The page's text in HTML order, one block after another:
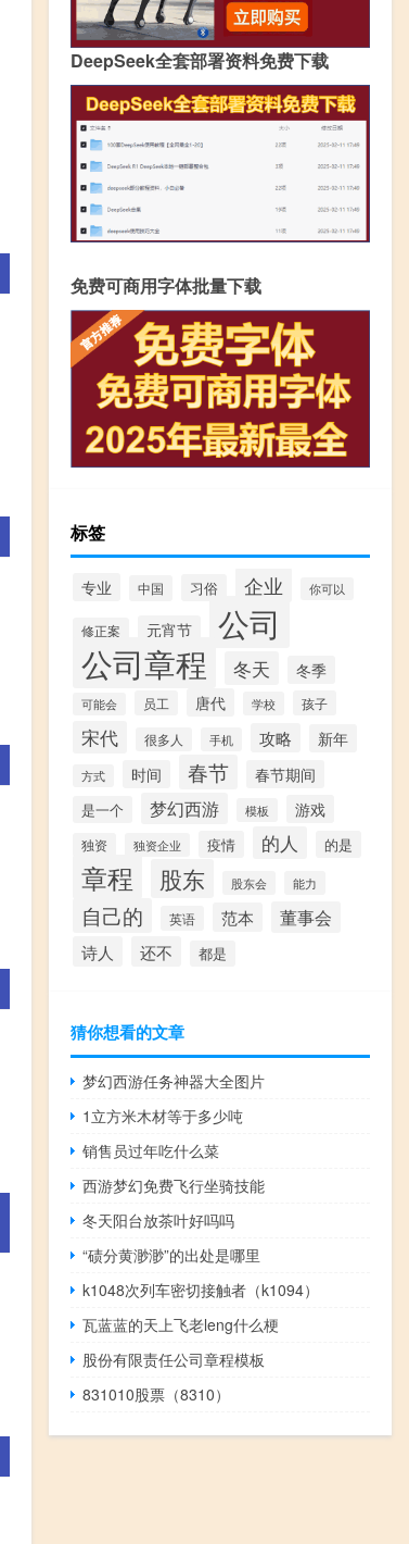
DeepSeek全套部署资料免费下载
免费可商用字体批量下载
标签
专业 中国 习俗 企业 你可以
修正案 元宵节 公司
公司章程 冬天 冬季
可能会 员工 唐代 学校 孩子
宋代 很多人 手机 攻略 新年
方式 时间 春节 春节期间
是一个 梦幻西游 模板 游戏
独资 独资企业 疫情 的人 的是
章程 股东 股东会 能力
自己的 英语 范本 董事会
诗人 还不 都是
猜你想看的文章
梦幻西游任务神器大全图片
1立方米木材等于多少吨
销售员过年吃什么菜
西游梦幻免费飞行坐骑技能
冬天阳台放茶叶好吗吗
“碛分黄渺渺”的出处是哪里
k1048次列车密切接触者（k1094）
瓦蓝蓝的天上飞老leng什么梗
股份有限责任公司章程模板
831010股票（8310）